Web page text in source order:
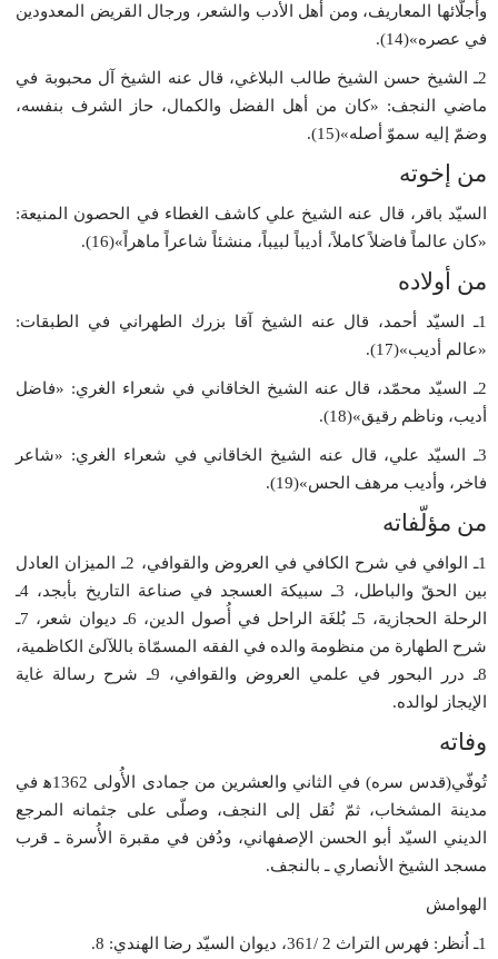
وأجلّائها المعاريف، ومن أهل الأدب والشعر، ورجال القريض المعدودين
في عصره‏»(14).
2ـ الشيخ حسن الشيخ طالب البلاغي، قال عنه الشيخ آل محبوبة في
ماضي النجف: «كان من أهل الفضل والكمال، حاز الشرف بنفسه،
وضمّ إليه سموّ أصله»(15).
من إخوته
السيّد باقر، قال عنه الشيخ علي كاشف الغطاء في الحصون المنيعة:
«كان عالماً فاضلاً كاملاً، أديباً لبيباً، منشئاً شاعراً ماهراً»(16).
من أولاده
1ـ السيّد أحمد، قال عنه الشيخ آقا بزرك الطهراني في الطبقات:
«عالم أديب»(17).
2ـ السيّد محمّد، قال عنه الشيخ الخاقاني في شعراء الغري: «فاضل
أديب، وناظم رقيق»(18).
3ـ السيّد علي، قال عنه الشيخ الخاقاني في شعراء الغري: «شاعر
فاخر، وأديب مرهف الحس»(19).
من مؤلّفاته
1ـ الوافي في شرح الكافي في العروض والقوافي، 2ـ الميزان العادل
بين الحقّ والباطل، 3ـ سبيكة العسجد في صناعة التاريخ بأبجد، 4ـ
الرحلة الحجازية، 5ـ بُلغَة الراحل في أُصول الدين، 6ـ ديوان شعر، 7ـ
شرح الطهارة من منظومة والده في الفقه المسمّاة باللآلئ الكاظمية،
8ـ درر البحور في علمي العروض والقوافي، 9ـ شرح رسالة غاية
الإيجاز لوالده.
وفاته
تُوفّي(قدس سره) في الثاني والعشرين من جمادى الأُولى 1362ﻫ في
مدينة المشخاب، ثمّ نُقل إلى النجف، وصلّى على جثمانه المرجع
الديني السيّد أبو الحسن الإصفهاني، ودُفن في مقبرة الأُسرة ـ قرب
مسجد الشيخ الأنصاري ـ بالنجف.
الهوامش
1ـ اُنظر: فهرس التراث 2 /361، ديوان السيّد رضا الهندي: 8.